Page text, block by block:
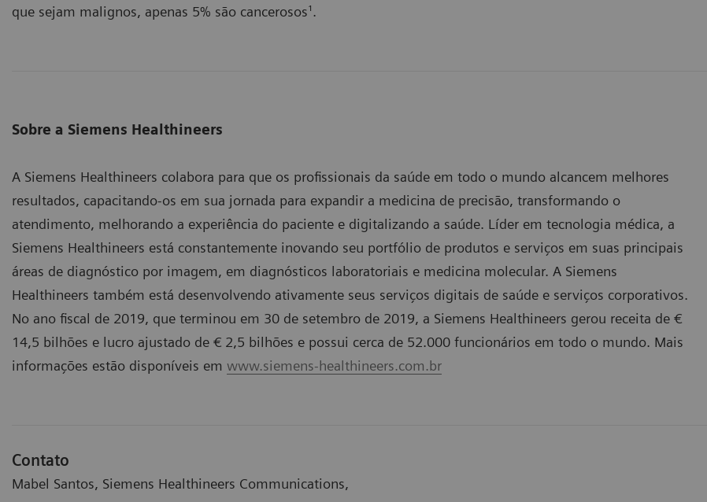
que sejam malignos, apenas 5% são cancerosos¹.
Sobre a Siemens Healthineers
A Siemens Healthineers colabora para que os profissionais da saúde em todo o mundo alcancem melhores
resultados, capacitando-os em sua jornada para expandir a medicina de precisão, transformando o
atendimento, melhorando a experiência do paciente e digitalizando a saúde. Líder em tecnologia médica, a
Siemens Healthineers está constantemente inovando seu portfólio de produtos e serviços em suas principais
áreas de diagnóstico por imagem, em diagnósticos laboratoriais e medicina molecular. A Siemens
Healthineers também está desenvolvendo ativamente seus serviços digitais de saúde e serviços corporativos.
No ano fiscal de 2019, que terminou em 30 de setembro de 2019, a Siemens Healthineers gerou receita de €
14,5 bilhões e lucro ajustado de € 2,5 bilhões e possui cerca de 52.000 funcionários em todo o mundo. Mais
informações estão disponíveis em www.siemens-healthineers.com.br
Contato
Mabel Santos, Siemens Healthineers Communications,